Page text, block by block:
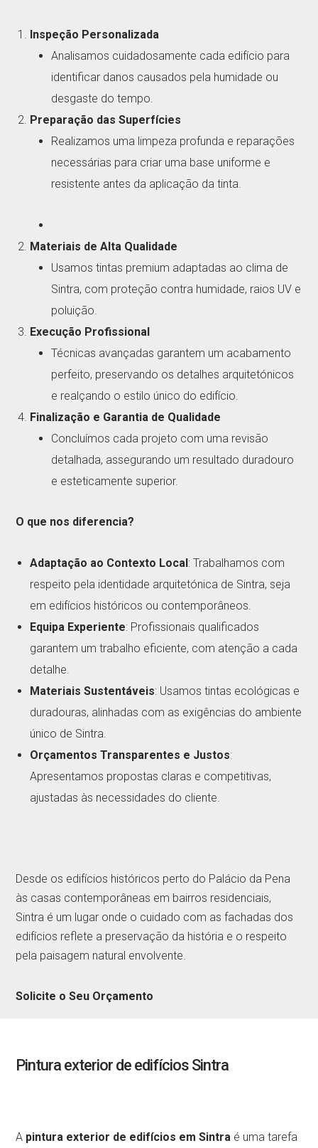
Inspeção Personalizada
Analisamos cuidadosamente cada edifício para
identificar danos causados pela humidade ou
desgaste do tempo.
Preparação das Superfícies
Realizamos uma limpeza profunda e reparações
necessárias para criar uma base uniforme e
resistente antes da aplicação da tinta.
Materiais de Alta Qualidade
Usamos tintas premium adaptadas ao clima de
Sintra, com proteção contra humidade, raios UV e
poluição.
Execução Profissional
Técnicas avançadas garantem um acabamento
perfeito, preservando os detalhes arquitetónicos
e realçando o estilo único do edifício.
Finalização e Garantia de Qualidade
Concluímos cada projeto com uma revisão
detalhada, assegurando um resultado duradouro
e esteticamente superior.
O que nos diferencia?
Adaptação ao Contexto Local: Trabalhamos com
respeito pela identidade arquitetónica de Sintra, seja
em edifícios históricos ou contemporâneos.
Equipa Experiente: Profissionais qualificados
garantem um trabalho eficiente, com atenção a cada
detalhe.
Materiais Sustentáveis: Usamos tintas ecológicas e
duradouras, alinhadas com as exigências do ambiente
único de Sintra.
Orçamentos Transparentes e Justos:
Apresentamos propostas claras e competitivas,
ajustadas às necessidades do cliente.
Desde os edifícios históricos perto do Palácio da Pena
às casas contemporâneas em bairros residenciais,
Sintra é um lugar onde o cuidado com as fachadas dos
edifícios reflete a preservação da história e o respeito
pela paisagem natural envolvente.
Solicite o Seu Orçamento
Pintura exterior de edifícios Sintra
A pintura exterior de edifícios em Sintra é uma tarefa